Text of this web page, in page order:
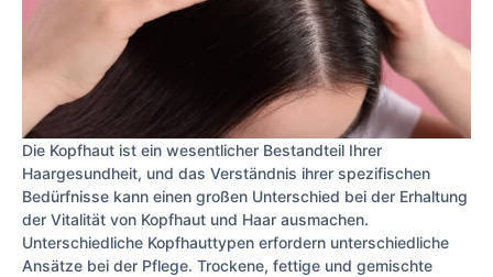
Die Kopfhaut ist ein wesentlicher Bestandteil Ihrer
Haargesundheit, und das Verständnis ihrer spezifischen
Bedürfnisse kann einen großen Unterschied bei der Erhaltung
der Vitalität von Kopfhaut und Haar ausmachen.
Unterschiedliche Kopfhauttypen erfordern unterschiedliche
Ansätze bei der Pflege. Trockene, fettige und gemischte